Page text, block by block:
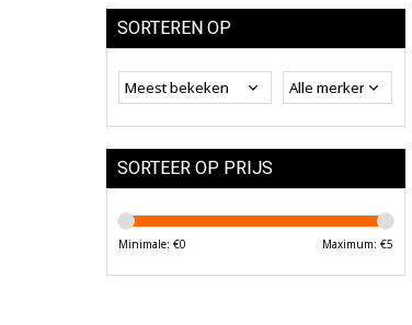
SORTEREN OP
SORTEER OP PRIJS
Minimale: €0 Maximum: €5